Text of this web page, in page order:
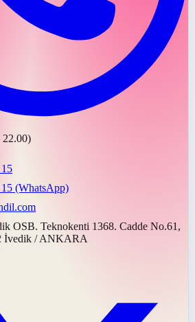
22.00)
(WhatsApp)
OSB. Teknokenti 1368. Cadde No.61,
İvedik / ANKARA